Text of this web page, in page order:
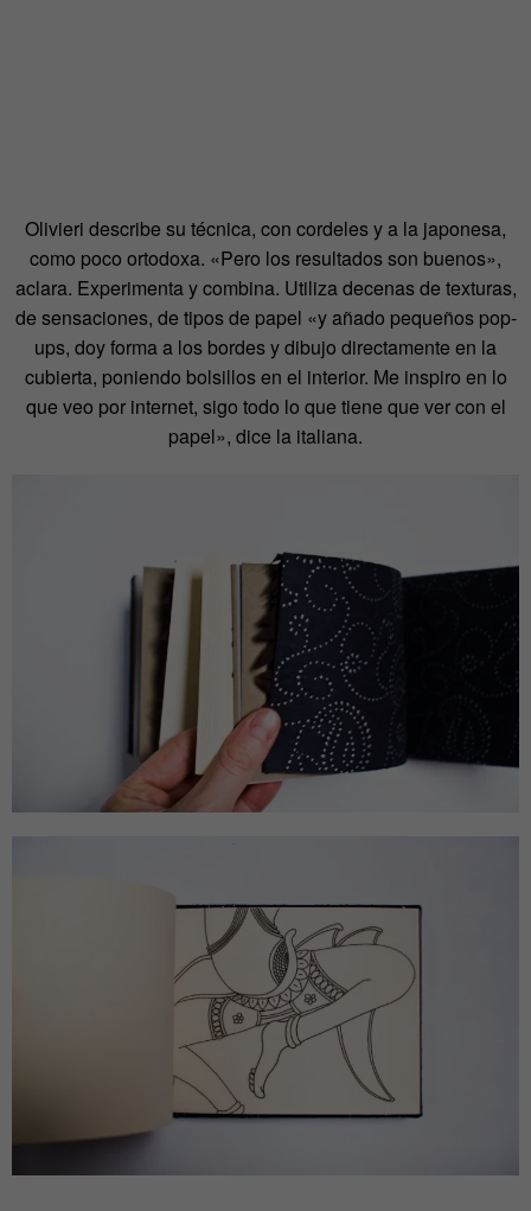
Olivieri describe su técnica, con cordeles y a la japonesa,
como poco ortodoxa. «Pero los resultados son buenos»,
aclara. Experimenta y combina. Utiliza decenas de texturas,
de sensaciones, de tipos de papel «y añado pequeños pop-
ups, doy forma a los bordes y dibujo directamente en la
cubierta, poniendo bolsillos en el interior. Me inspiro en lo
que veo por internet, sigo todo lo que tiene que ver con el
papel», dice la italiana.